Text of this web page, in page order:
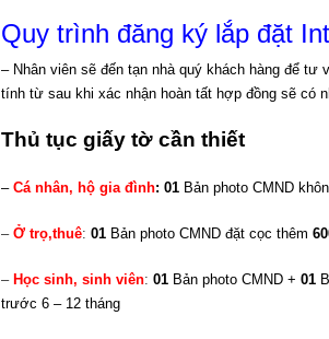
Quy trình đăng ký lắp đặt
– Nhân viên sẽ đến tạn nhà quý khách hàng để
tính từ sau khi xác nhận hoàn tất hợp đồng sẽ có
Thủ tục giấy tờ cần thiết
– Cá nhân, hộ gia đình: 01 Bản photo CMND
– Ở trọ,thuê: 01 Bản photo CMND đặt cọc thêm
– Học sinh, sinh viên: 01 Bản photo CMND + 01
trước 6 – 12 tháng